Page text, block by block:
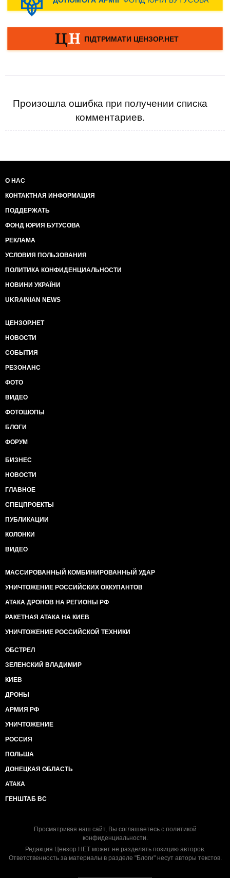
Произошла ошибка при получении списка
комментариев.
О НАС
КОНТАКТНАЯ ИНФОРМАЦИЯ
ПОДДЕРЖАТЬ
ФОНД ЮРИЯ БУТУСОВА
РЕКЛАМА
УСЛОВИЯ ПОЛЬЗОВАНИЯ
ПОЛИТИКА КОНФИДЕНЦИАЛЬНОСТИ
НОВИНИ УКРАЇНИ
UKRAINIAN NEWS
ЦЕНЗОР.НЕТ
НОВОСТИ
СОБЫТИЯ
РЕЗОНАНС
ФОТО
ВИДЕО
ФОТОШОПЫ
БЛОГИ
ФОРУМ
БИЗНЕС
НОВОСТИ
ГЛАВНОЕ
СПЕЦПРОЕКТЫ
ПУБЛИКАЦИИ
КОЛОНКИ
ВИДЕО
МАССИРОВАННЫЙ КОМБИНИРОВАННЫЙ УДАР
УНИЧТОЖЕНИЕ РОССИЙСКИХ ОККУПАНТОВ
АТАКА ДРОНОВ НА РЕГИОНЫ РФ
РАКЕТНАЯ АТАКА НА КИЕВ
УНИЧТОЖЕНИЕ РОССИЙСКОЙ ТЕХНИКИ
ОБСТРЕЛ
ЗЕЛЕНСКИЙ ВЛАДИМИР
КИЕВ
ДРОНЫ
АРМИЯ РФ
УНИЧТОЖЕНИЕ
РОССИЯ
ПОЛЬША
ДОНЕЦКАЯ ОБЛАСТЬ
АТАКА
ГЕНШТАБ ВС
Просматривая наш сайт, Вы соглашаетесь с политикой
конфиденциальности.
Редакция Цензор.НЕТ может не разделять позицию авторов.
Ответственность за материалы в разделе "Блоги" несут авторы текстов.